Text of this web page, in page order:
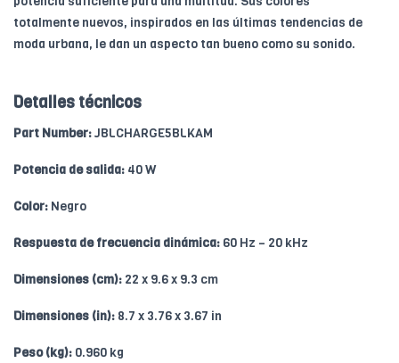
totalmente nuevos, inspirados en las últimas tendencias de
moda urbana, le dan un aspecto tan bueno como su sonido.
Detalles técnicos
Part Number:JBLCHARGE5BLKAM
Potencia de salida: 40 W
Color: Negro
Respuesta de frecuencia dinámica: 60 Hz – 20 kHz
Dimensiones (cm): 22 x 9.6 x 9.3 cm
Dimensiones (in): 8.7 x 3.76 x 3.67 in
Peso (kg): 0.960 kg